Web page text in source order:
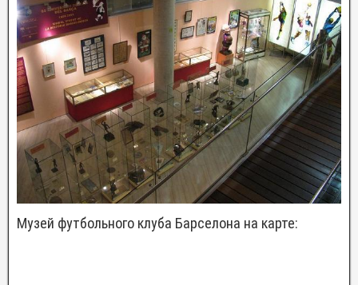
Музей футбольного клуба Барселона на карте: